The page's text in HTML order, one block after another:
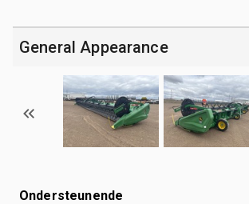
General Appearance
Ondersteunende